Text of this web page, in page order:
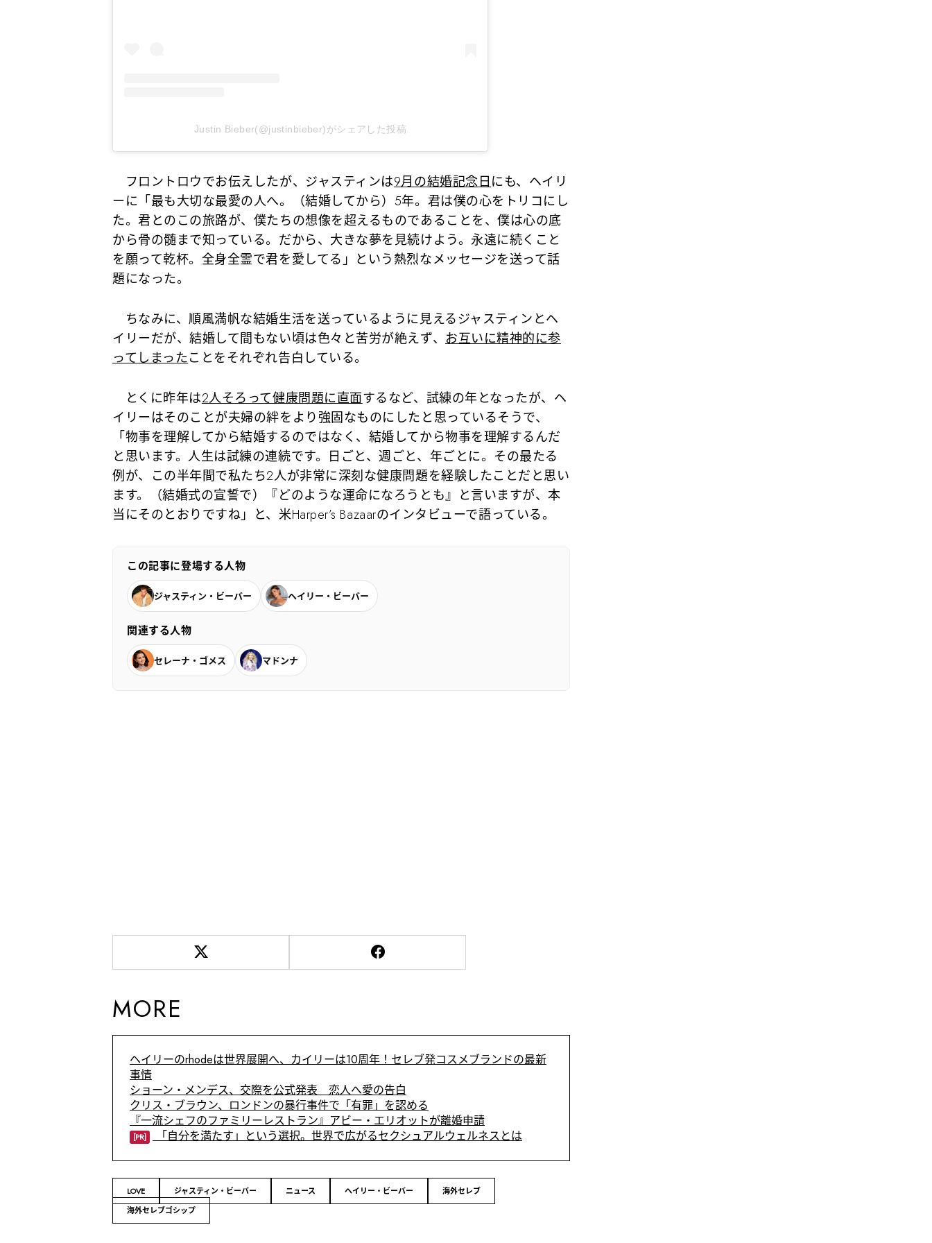
Justin Bieber(@justinbieber)がシェアした投稿
フロントロウでお伝えしたが、ジャスティンは9月の結婚記念日にも、ヘイリ
ーに「最も大切な最愛の人へ。（結婚してから）5年。君は僕の心をトリコにし
た。君とのこの旅路が、僕たちの想像を超えるものであることを、僕は心の底
から骨の髄まで知っている。だから、大きな夢を見続けよう。永遠に続くこと
を願って乾杯。全身全霊で君を愛してる」という熱烈なメッセージを送って話
題になった。
ちなみに、順風満帆な結婚生活を送っているように見えるジャスティンとヘ
イリーだが、結婚して間もない頃は色々と苦労が絶えず、 お互いに精神的に参
ってしまったことをそれぞれ告白している。
とくに昨年は2人そろって健康問題に直面するなど、試練の年となったが、ヘ
イリーはそのことが夫婦の絆をより強固なものにしたと思っているそうで、
「物事を理解してから結婚するのではなく、結婚してから物事を理解するんだ
と思います。人生は試練の連続です。日ごと、週ごと、年ごとに。その最たる
例が、この半年間で私たち2人が非常に深刻な健康問題を経験したことだと思い
ます。（結婚式の宣誓で）『どのような運命になろうとも』と言いますが、本
当にそのとおりですね」と、米Harper’s Bazaarのインタビューで語っている。
この記事に登場する人物
ジャスティン・ビーバー ヘイリー・ビーバー
関連する人物
セレーナ・ゴメス マドンナ
MORE
ヘイリーのrhodeは世界展開へ、カイリーは10周年！セレブ発コスメブランドの最新
事情
ショーン・メンデス、交際を公式発表 恋人へ愛の告白
クリス・ブラウン、ロンドンの暴行事件で「有罪」を認める
『一流シェフのファミリーレストラン』アビー・エリオットが離婚申請
[PR] 「自分を満たす」という選択。世界で広がるセクシュアルウェルネスとは
LOVE ジャスティン・ビーバー ニュース ヘイリー・ビーバー
海外セレブ
海外セレブゴシップ